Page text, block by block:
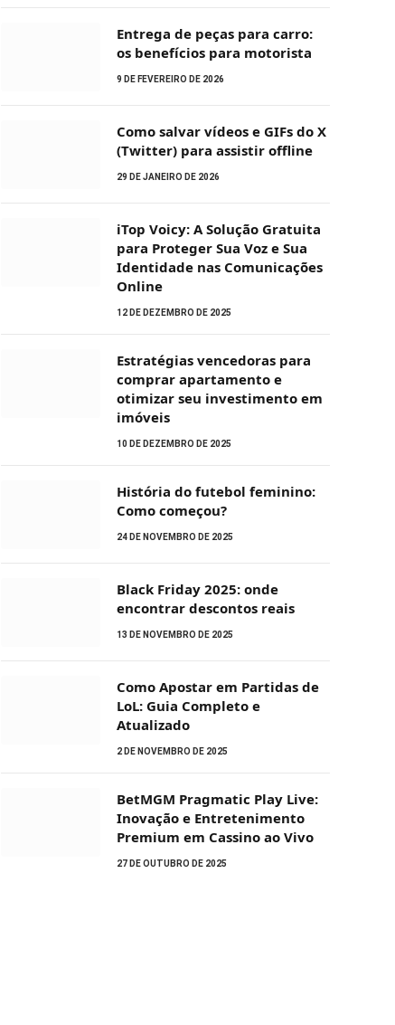
Entrega de peças para carro:
os benefícios para motorista
9 DE FEVEREIRO DE 2026
Como salvar vídeos e GIFs do X
(Twitter) para assistir offline
29 DE JANEIRO DE 2026
iTop Voicy: A Solução Gratuita
para Proteger Sua Voz e Sua
Identidade nas Comunicações
Online
12 DE DEZEMBRO DE 2025
Estratégias vencedoras para
comprar apartamento e
otimizar seu investimento em
imóveis
10 DE DEZEMBRO DE 2025
História do futebol feminino:
Como começou?
24 DE NOVEMBRO DE 2025
Black Friday 2025: onde
encontrar descontos reais
13 DE NOVEMBRO DE 2025
Como Apostar em Partidas de
LoL: Guia Completo e
Atualizado
2 DE NOVEMBRO DE 2025
BetMGM Pragmatic Play Live:
Inovação e Entretenimento
Premium em Cassino ao Vivo
27 DE OUTUBRO DE 2025